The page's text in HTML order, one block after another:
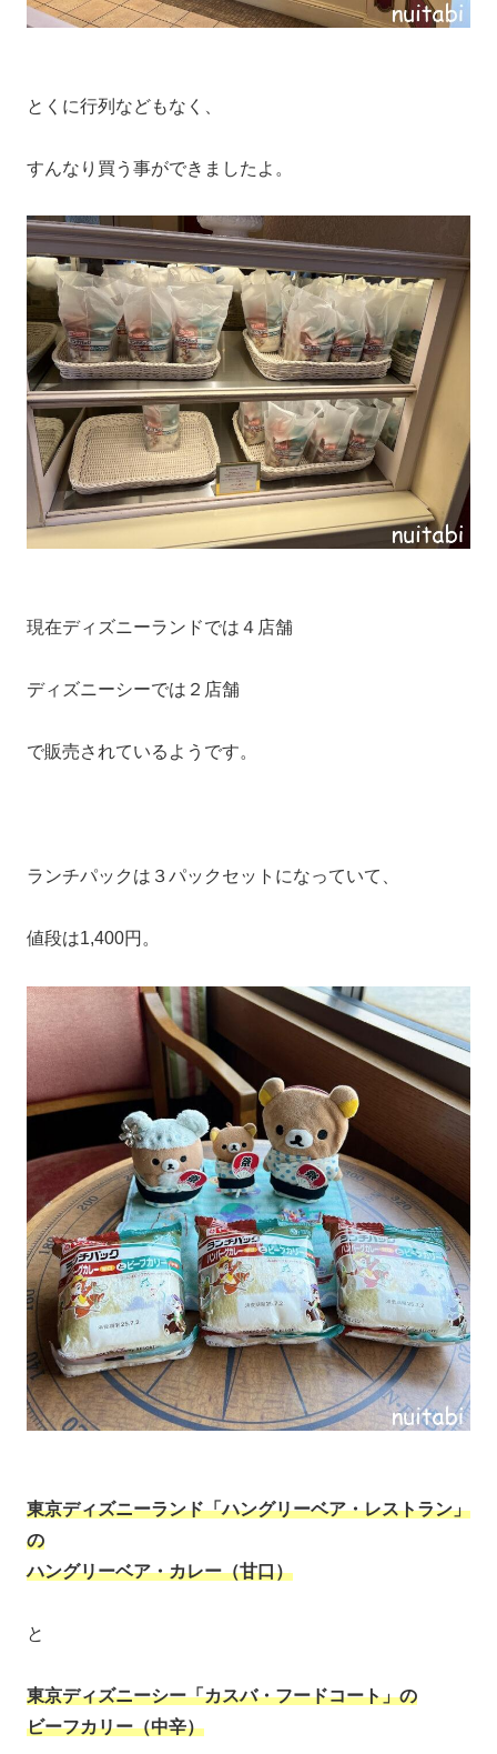
とくに行列などもなく、
すんなり買う事ができましたよ。
現在ディズニーランドでは４店舗
ディズニーシーでは２店舗
で販売されているようです。
ランチパックは３パックセットになっていて、
値段は1,400円。
東京ディズニーランド「ハングリーベア・レストラン」
の
ハングリーベア・カレー（甘口）
と
東京ディズニーシー「カスバ・フードコート」の
ビーフカリー（中辛）